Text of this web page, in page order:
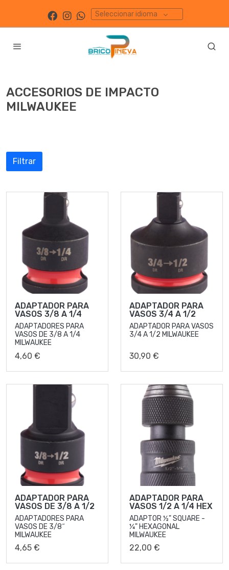
Seleccionar idioma
ACCESORIOS DE IMPACTO
MILWAUKEE
Filtrar
ADAPTADOR PARA
VASOS 3/8 A 1/4
ADAPTADORES PARA
VASOS DE 3/8 A 1/4
MILWAUKEE
4,60 €
ADAPTADOR PARA
VASOS 3/4 A 1/2
ADAPTADOR PARA VASOS
3/4 A 1/2 MILWAUKEE
30,90 €
ADAPTADOR PARA
VASOS DE 3/8 A 1/2
ADAPTADORES PARA
VASOS DE 3/8˝
MILWAUKEE
4,65 €
ADAPTADOR PARA
VASOS 1/2 A 1/4 HEX
ADAPTOR ½" SQUARE -
¼" HEXAGONAL
MILWAUKEE
22,00 €